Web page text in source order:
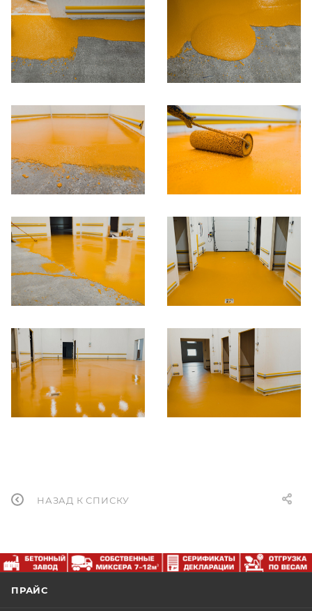
НАЗАД К СПИСКУ
ПРАЙС